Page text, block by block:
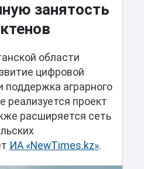
занятость
области
цифровой
поддержка аграрного
реализуется проект
расширяется сеть
ИА «NewTimes.kz».